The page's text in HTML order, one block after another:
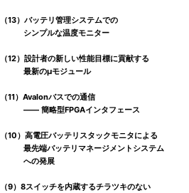
（13）バッテリ管理システムでの
シンプルな温度モニター
（12）設計者の新しい性能目標に貢献する
最新のμモジュール
（11）Avalonバスでの通信
―― 簡略型FPGAインタフェース
（10）高電圧バッテリスタックモニタによる
最先端バッテリマネージメントシステム
への発展
（9）8スイッチを内蔵するチラツキのない